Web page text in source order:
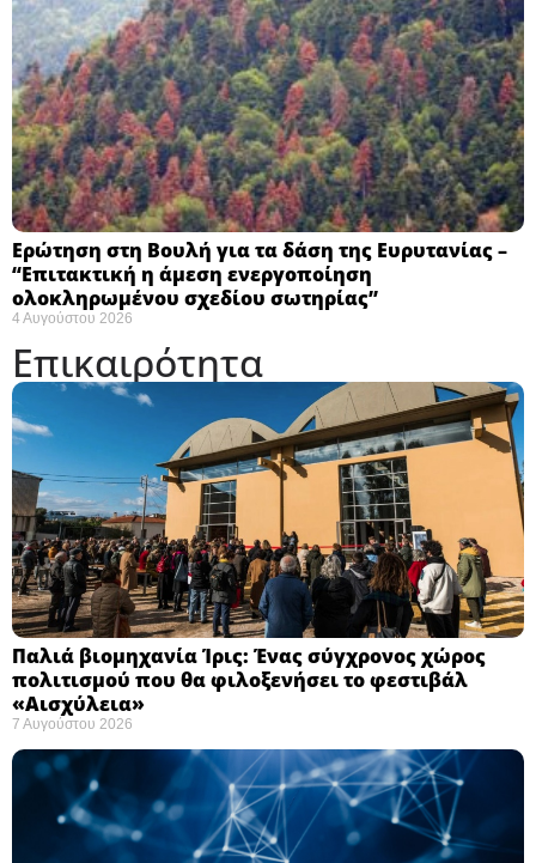
Ερώτηση στη Βουλή για τα δάση της Ευρυτανίας –
“Eπιτακτική η άμεση ενεργοποίηση
ολοκληρωμένου σχεδίου σωτηρίας”
4 Αυγούστου 2026
Επικαιρότητα
Παλιά βιομηχανία Ίρις: Ένας σύγχρονος χώρος
πολιτισμού που θα φιλοξενήσει το φεστιβάλ
«Αισχύλεια» ​
7 Αυγούστου 2026